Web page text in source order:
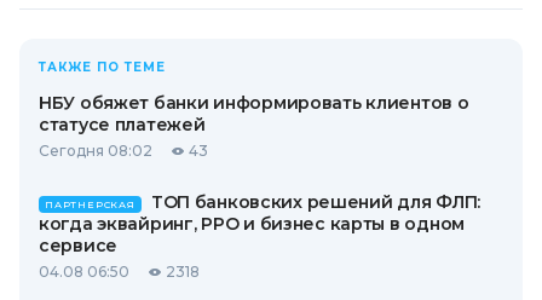
ТАКЖЕ ПО ТЕМЕ
НБУ обяжет банки информировать клиентов о
статусе платежей
Сегодня 08:02 43
ПАРТНЕРСКАЯ
ТОП банковских решений для ФЛП:
когда эквайринг, РРО и бизнес карты в одном
сервисе
04.08 06:50 2318